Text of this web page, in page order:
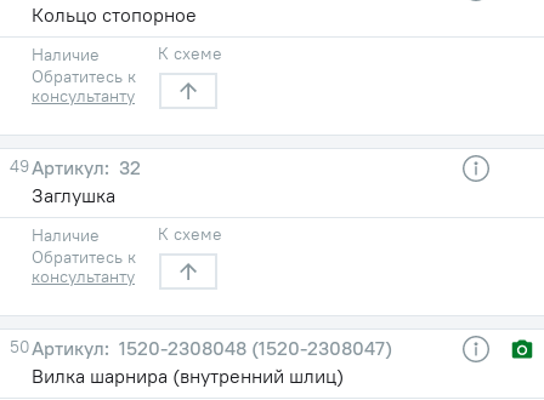
Кольцо стопорное
Наличие
Обратитесь к
консультанту
К схеме
49
32
Заглушка
Наличие
Обратитесь к
консультанту
К схеме
50
1520-2308048 (1520-2308047)
Вилка шарнира (внутренний шлиц)